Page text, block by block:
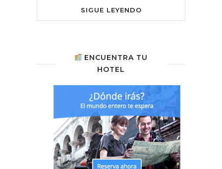
SIGUE LEYENDO
ENCUENTRA TU
HOTEL